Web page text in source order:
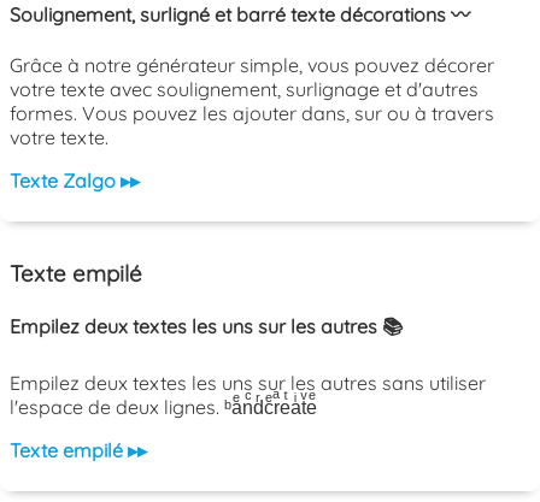
Soulignement, surligné et barré texte décorations 〰️
Grâce à notre générateur simple, vous pouvez décorer
votre texte avec soulignement, surlignage et d'autres
formes. Vous pouvez les ajouter dans, sur ou à travers
votre texte.
Texte Zalgo ▸▸
Texte empilé
Empilez deux textes les uns sur les autres 📚
Empilez deux textes les uns sur les autres sans utiliser
l'espace de deux lignes. ᵇaͤnͨdͬcͤrͣeͭaͥtͮeͤ
Texte empilé ▸▸